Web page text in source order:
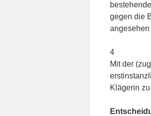
gegen die
angesehen
4
Mit der
Klägerin zu